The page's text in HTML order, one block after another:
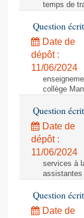
temps de
Question
Date de
dépôt :
11/06/2024
collège
Question
Date de
dépôt :
11/06/2024
services à
assistantes
Question
Date de